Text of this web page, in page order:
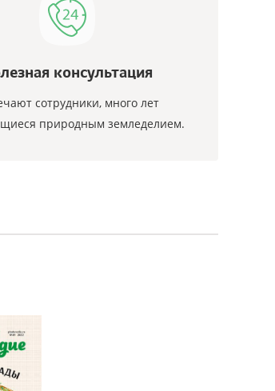
консультация
сотрудники, много лет
природным земледелием.